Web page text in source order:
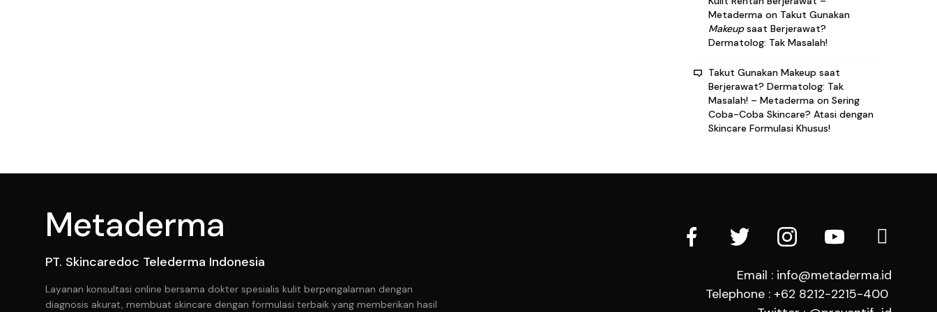
Metaderma on Takut Gunakan
Makeupsaat Berjerawat?
Dermatolog: Tak Masalah!
Takut Gunakan Makeup saat
Berjerawat? Dermatolog: Tak
Masalah! – Metaderma on Sering
Coba-Coba Skincare? Atasi dengan
Skincare Formulasi Khusus!
Metaderma
PT. Skincaredoc Telederma Indonesia
Layanan konsultasi online bersama dokter spesialis kulit berpengalaman dengan
diagnosis akurat, membuat skincare dengan formulasi terbaik yang memberikan hasil
Email : info@metaderma.id
Telephone : +62 8212-2215-400